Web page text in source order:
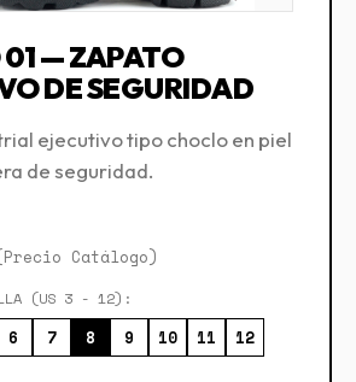
— ZAPATO
DE SEGURIDAD
ejecutivo tipo choclo en piel
de seguridad.
Catálogo)
(US 3 - 12):
6 7 8 9 10 11 12